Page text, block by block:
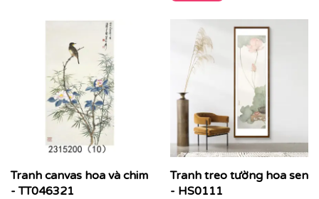
Tranh canvas hoa và chim
- TT046321
Tranh treo tường hoa sen
- HS0111